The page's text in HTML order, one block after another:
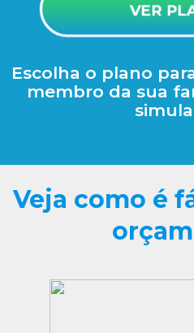
VER
Escolha o plano
membro da sua
Veja como é